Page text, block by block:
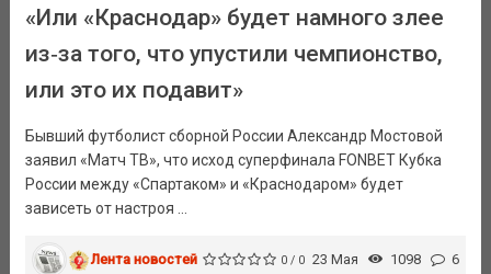
«Или «Краснодар» будет намного злее
из‑за того, что упустили чемпионство,
или это их подавит»
Бывший футболист сборной России Александр Мостовой
заявил «Матч ТВ», что исход суперфинала FONBET Кубка
России между «Спартаком» и «Краснодаром» будет
зависеть от настроя ...
Лента новостей 0 / 0 23 Мая 1098 6